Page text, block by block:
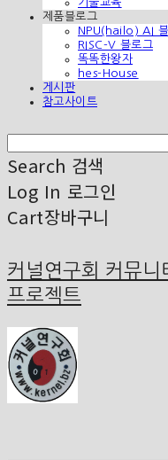
제품블로그
NPU(hailo) AI
RISC-V 블로그
똑똑한왕자
hes-House
게시판
참고사이트
Search 검색
Log In 로그인
Cart장바구니
커널연구회 커뮤
프로젝트